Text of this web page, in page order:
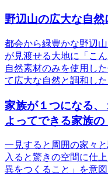
野辺山の広大な自
都会から緑豊かな野辺
が見渡せる大地に「こ
自然素材のみを使用し
て広大な自然と調和し
家族が１つになる
よってできる家族の
一見すると周囲の家々
入ると驚きの空間に仕
異をつくること」を意